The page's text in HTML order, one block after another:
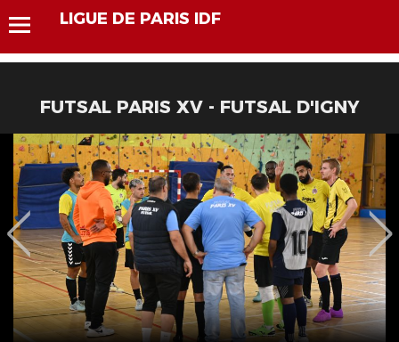
LIGUE DE PARIS IDF
FUTSAL PARIS XV - FUTSAL D'IGNY